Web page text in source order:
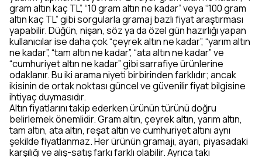
gram altın kaç TL”, “10 gram altın ne kadar” veya “100 gram
altın kaç TL” gibi sorgularla gramaj bazlı fiyat araştırması
yapabilir. Düğün, nişan, söz ya da özel gün hazırlığı yapan
kullanıcılar ise daha çok “çeyrek altın ne kadar”, “yarım altın
ne kadar”, “tam altın ne kadar”, “ata altın ne kadar” ve
“cumhuriyet altın ne kadar” gibi sarrafiye ürünlerine
odaklanır. Bu iki arama niyeti birbirinden farklıdır; ancak
ikisinin de ortak noktası güncel ve güvenilir fiyat bilgisine
ihtiyaç duymasıdır.
Altın fiyatlarını takip ederken ürünün türünü doğru
belirlemek önemlidir. Gram altın, çeyrek altın, yarım altın,
tam altın, ata altın, reşat altın ve cumhuriyet altını aynı
şekilde fiyatlanmaz. Her ürünün gramajı, ayarı, piyasadaki
karşılığı ve alış-satış farkı farklı olabilir. Ayrıca takı